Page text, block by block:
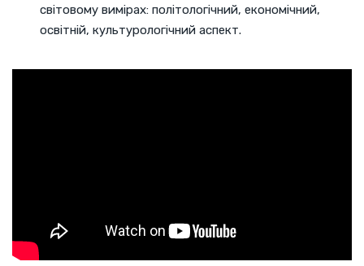
світовому вимірах: політологічний, економічний,
освітній, культурологічний аспект.